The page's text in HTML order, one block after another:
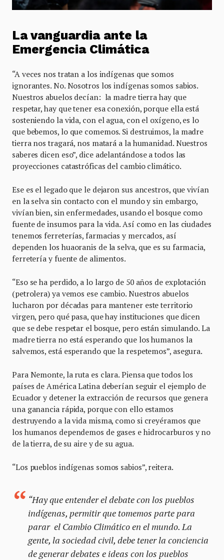
La vanguardia ante la
Emergencia Climática
“A veces nos tratan a los indígenas que somos
ignorantes. No. Nosotros los indígenas somos sabios.
Nuestros abuelos decían: la madre tierra hay que
respetar, hay que tener esa conexión, porque ella está
sosteniendo la vida, con el agua, con el oxígeno, es lo
que bebemos, lo que comemos. Si destruimos, la madre
tierra nos tragará, nos matará a la humanidad. Nuestros
saberes dicen eso”, dice adelantándose a todos las
proyecciones catastróficas del cambio climático.
Ese es el legado que le dejaron sus ancestros, que vivían
en la selva sin contacto con el mundo y sin embargo,
vivían bien, sin enfermedades, usando el bosque como
fuente de insumos para la vida. Así como en las ciudades
tenemos ferreterías, farmacias y mercados, así
dependen los huaoranis de la selva, que es su farmacia,
ferretería y fuente de alimentos.
“Eso se ha perdido, a lo largo de 50 años de explotación
(petrolera) ya vemos ese cambio. Nuestros abuelos
lucharon por décadas para mantener este territorio
virgen, pero qué pasa, que hay instituciones que dicen
que se debe respetar el bosque, pero están simulando. La
madre tierra no está esperando que los humanos la
salvemos, está esperando que la respetemos”, asegura.
Para Nemonte, la ruta es clara. Piensa que todos los
países de América Latina deberían seguir el ejemplo de
Ecuador y detener la extracción de recursos que genera
una ganancia rápida, porque con ello estamos
destruyendo a la vida misma, como si creyéramos que
los humanos dependemos de gases e hidrocarburos y no
de la tierra, de su aire y de su agua.
“Los pueblos indígenas somos sabios”, reitera.
“Hay que entender el debate con los pueblos
indígenas, permitir que tomemos parte para
parar el Cambio Climático en el mundo. La
gente, la sociedad civil, debe tener la conciencia
de generar debates e ideas con los pueblos